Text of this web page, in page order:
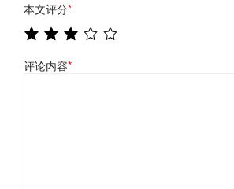
本文评分*
评论内容*